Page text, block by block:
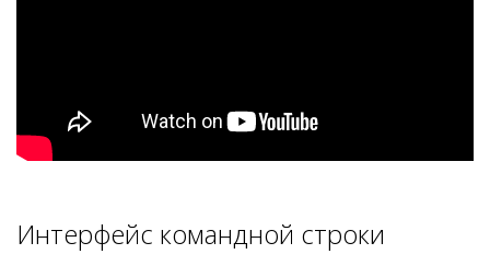
Интерфейс командной строки